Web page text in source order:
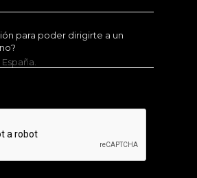
para poder dirigirte a un